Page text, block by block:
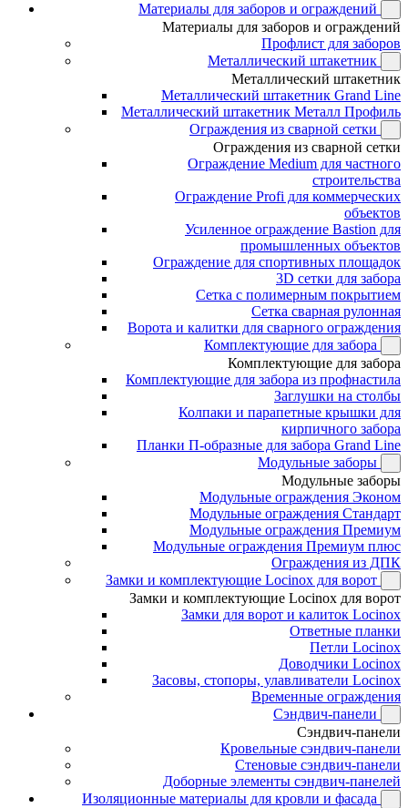
Материалы для заборов и ограждений
Материалы для заборов и ограждений
Профлист для заборов
Металлический штакетник
Металлический штакетник
Металлический штакетник Grand Line
Металлический штакетник Металл Профиль
Ограждения из сварной сетки
Ограждения из сварной сетки
Ограждение Medium для частного
строительства
Ограждение Profi для коммерческих
объектов
Усиленное ограждение Bastion для
промышленных объектов
Ограждение для спортивных площадок
3D сетки для забора
Сетка с полимерным покрытием
Сетка сварная рулонная
Ворота и калитки для сварного ограждения
Комплектующие для забора
Комплектующие для забора
Комплектующие для забора из профнастила
Заглушки на столбы
Колпаки и парапетные крышки для
кирпичного забора
Планки П-образные для забора Grand Line
Модульные заборы
Модульные заборы
Модульные ограждения Эконом
Модульные ограждения Стандарт
Модульные ограждения Премиум
Модульные ограждения Премиум плюс
Ограждения из ДПК
Замки и комплектующие Locinox для ворот
Замки и комплектующие Locinox для ворот
Замки для ворот и калиток Locinox
Ответные планки
Петли Locinox
Доводчики Locinox
Засовы, стопоры, улавливатели Locinox
Временные ограждения
Сэндвич-панели
Сэндвич-панели
Кровельные сэндвич-панели
Стеновые сэндвич-панели
Доборные элементы сэндвич-панелей
Изоляционные материалы для кровли и фасада